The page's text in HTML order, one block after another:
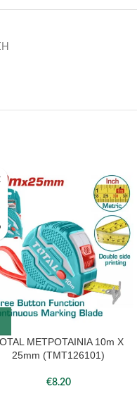
ΜΕΤΡΟΤΑΙΝΙΑ 10m X
25mm (TMT126101)
€8.20